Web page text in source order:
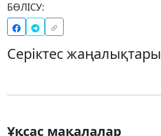
БӨЛІСУ:
Серіктес жаңалықтары
Ұқсас мақалалар